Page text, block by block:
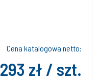
Cena katalogowa netto:
293 zł / szt.